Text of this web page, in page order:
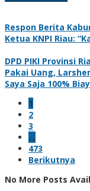
Respon Berita
Ketua KNPI Riau:
DPD PIKI Provinsi
Pakai Uang,
Saya Saja 100%
1
2
3
…
473
Berikutnya
No More Posts